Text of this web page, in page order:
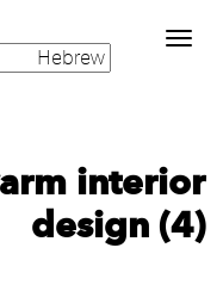
Toggle
navigation
interior
design (4)